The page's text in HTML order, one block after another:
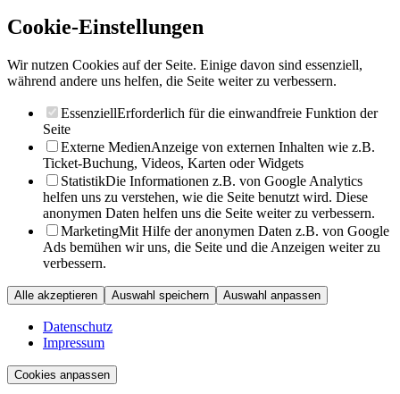
Cookie-Einstellungen
Wir nutzen Cookies auf der Seite. Einige davon sind essenziell,
während andere uns helfen, die Seite weiter zu verbessern.
EssenziellErforderlich für die einwandfreie Funktion der
Seite
Externe MedienAnzeige von externen Inhalten wie z.B.
Ticket-Buchung, Videos, Karten oder Widgets
StatistikDie Informationen z.B. von Google Analytics
helfen uns zu verstehen, wie die Seite benutzt wird. Diese
anonymen Daten helfen uns die Seite weiter zu verbessern.
MarketingMit Hilfe der anonymen Daten z.B. von Google
Ads bemühen wir uns, die Seite und die Anzeigen weiter zu
verbessern.
Alle akzeptieren Auswahl speichern Auswahl anpassen
Datenschutz
Impressum
Cookies anpassen